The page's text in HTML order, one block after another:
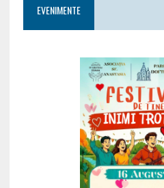
EVENIMENTE